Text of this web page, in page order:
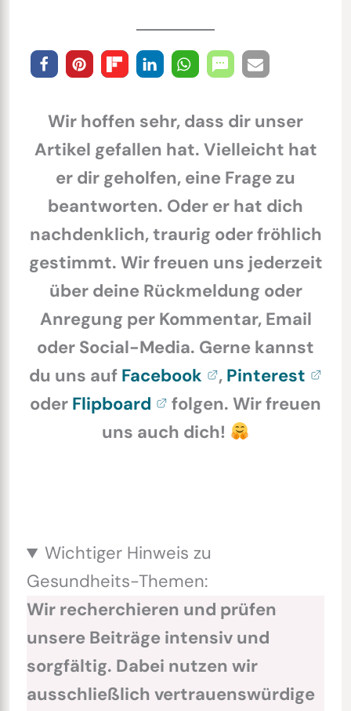
Wir hoffen sehr, dass dir unser
Artikel gefallen hat. Vielleicht hat
er dir geholfen, eine Frage zu
beantworten. Oder er hat dich
nachdenklich, traurig oder fröhlich
gestimmt. Wir freuen uns jederzeit
über deine Rückmeldung oder
Anregung per Kommentar, Email
oder Social-Media. Gerne kannst
du uns auf Facebook , Pinterest
oder Flipboard
folgen. Wir freuen
uns auch dich!
Wichtiger Hinweis zu
Gesundheits-Themen:
Wir recherchieren und prüfen
unsere Beiträge intensiv und
sorgfältig. Dabei nutzen wir
ausschließlich vertrauenswürdige